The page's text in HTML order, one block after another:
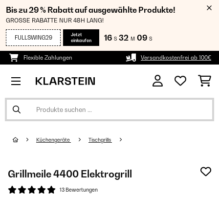
Bis zu 29 % Rabatt auf ausgewählte Produkte!
GROSSE RABATTE NUR 48H LANG!
FULLSWING29
Jetzt
einkaufen
16 S 32 M 08 S
Flexible Zahlungen Versandkostenfrei ab 100€
Küchengeräte Tischgrills
Grillmeile 4400 Elektrogrill
13 Bewertungen